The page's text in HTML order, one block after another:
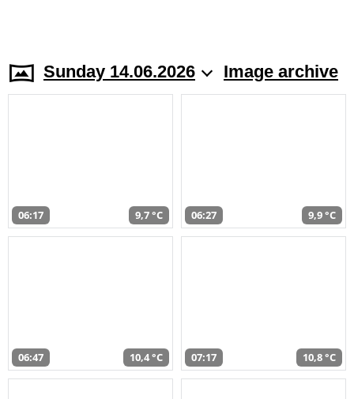
Sunday 14.06.2026 Image archive
06:17 9,7 °C 06:27 9,9 °C
06:47 10,4 °C 07:17 10,8 °C